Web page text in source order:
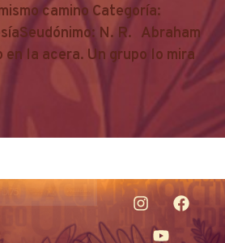
camino Categoría:
N. R. Abraham
en la acera. Un grupo lo mira